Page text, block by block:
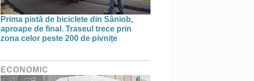
Prima pistă de biciclete din Sâniob,
aproape de final. Traseul trece prin
zona celor peste 200 de pivnițe
ECONOMIC